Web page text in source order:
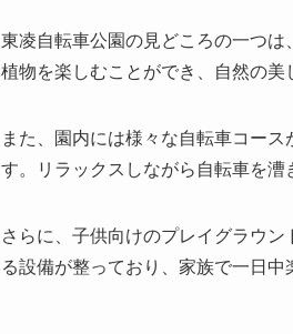
東凌自転車公園の見どころの一つ
植物を楽しむことができ、自然の美
また、園内には様々な自転車コー
す。リラックスしながら自転車を漕
さらに、子供向けのプレイグラウ
る設備が整っており、家族で一日中